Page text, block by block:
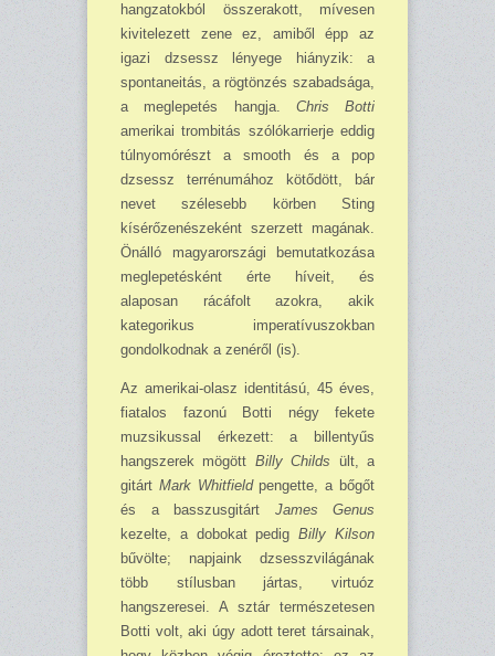
hangzatokból összerakott, mívesen
kivitelezett zene ez, amiből épp az
igazi dzsessz lényege hiányzik: a
spontaneitás, a rögtönzés szabadsága,
a meglepetés hangja. Chris Botti
amerikai trombitás szólókarrierje eddig
túlnyomórészt a smooth és a pop
dzsessz terrénumához kötődött, bár
nevet szélesebb körben Sting
kísérőzenészeként szerzett magának.
Önálló magyarországi bemutatkozása
meglepetésként érte híveit, és
alaposan rácáfolt azokra, akik
kategorikus imperatívuszokban
gondolkodnak a zenéről (is).
Az amerikai-olasz identitású, 45 éves,
fiatalos fazonú Botti négy fekete
muzsikussal érkezett: a billentyűs
hangszerek mögött Billy Childs ült, a
gitárt Mark Whitfieldpengette, a bőgőt
és a basszusgitárt James Genus
kezelte, a dobokat pedigBilly Kilson
bűvölte; napjaink dzsesszvilágának
több stílusban jártas, virtuóz
hangszeresei. A sztár természetesen
Botti volt, aki úgy adott teret társainak,